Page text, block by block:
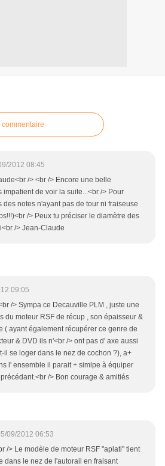
2012 08:45
/> <br /> Encore une belle
impatient de voir la suite...<br /> Pour
des notes n'ayant pas de tour ni fraiseuse
/> Peux tu préciser le diamètre des
/> Jean-Claude
09:05
/> Sympa ce Decauville PLM , juste une
du moteur RSF de récup , son épaisseur &
( ayant également récupérer ce genre de
& DVD ils n'<br /> ont pas d' axe aussi
il se loger dans le nez de cochon ?), a+
l' ensemble il parait + simlpe à équiper
/> Bon courage & amitiés
09/2012 06:53
/> Le modèle de moteur RSF "aplati" tient
dans le nez de l'autorail en fraisant